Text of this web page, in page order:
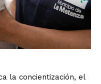
la concientización, el